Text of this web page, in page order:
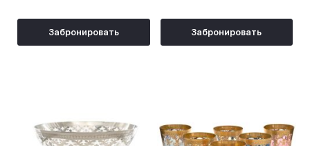
Забронировать Забронировать